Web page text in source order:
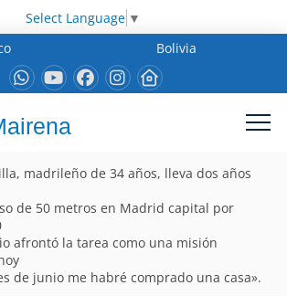
Select Language ▼
Bolivia
madrileño de 34 años, lleva dos años
de 50 metros en Madrid capital por
afrontó la tarea como una misión
de junio me habré comprado una casa».